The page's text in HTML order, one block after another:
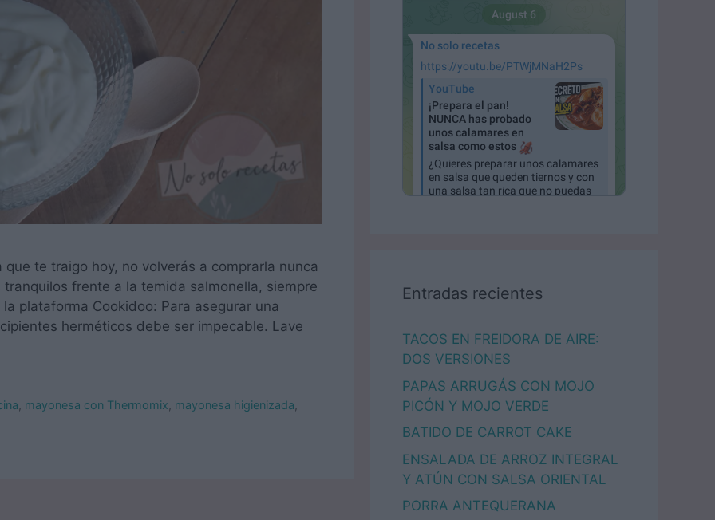
te traigo hoy, no volverás a comprarla nunca
frente a la temida salmonella, siempre
plataforma Cookidoo: Para asegurar una
herméticos debe ser impecable. Lave
mayonesa con Thermomix mayonesa higienizada
Entradas recientes
TACOS EN FREIDORA DE AIRE:
DOS VERSIONES
PAPAS ARRUGÁS CON MOJO
PICÓN Y MOJO VERDE
BATIDO DE CARROT CAKE
ENSALADA DE ARROZ INTEGRAL
Y ATÚN CON SALSA ORIENTAL
PORRA ANTEQUERANA